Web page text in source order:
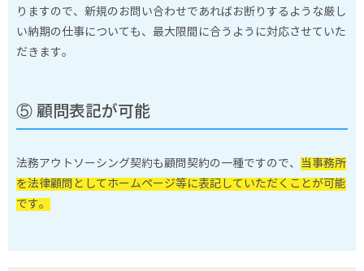
りますので、新規のお問い合わせであればお断りするような厳し
い納期の仕事についても、最大限間に合うように対応させていた
だきます。
⑤ 顧問表記が可能
法務アウトソーシング契約も顧問契約の一種ですので、 当事務所
を法律顧問としてホームページ等に表記していただくことが可能
です。